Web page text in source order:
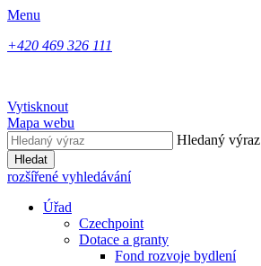
Menu
+420 469 326 111
Vytisknout
Mapa webu
Hledaný výraz
Hledat
rozšířené vyhledávání
Úřad
Czechpoint
Dotace a granty
Fond rozvoje bydlení